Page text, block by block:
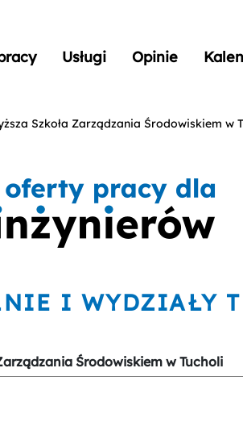
Usługi Opinie
Szkoła Zarządzania Środowiskiem w
I WYDZIAŁY
Środowiskiem w Tucholi